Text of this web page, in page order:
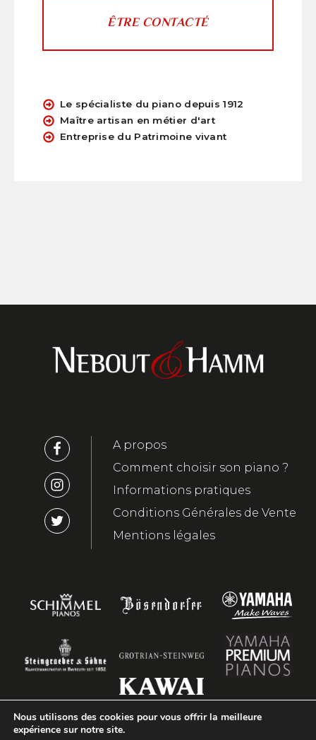
ÊTRE CONTACTÉ
Le spécialiste du piano depuis 1912
Maître artisan en métier d'art
Entreprise du Patrimoine vivant
A propos
Comment choisir son piano ?
Informations pratiques
Conditions Générales de Vente
Mentions légales
Nous utilisons des cookies pour vous offrir la meilleure
expérience sur notre site.